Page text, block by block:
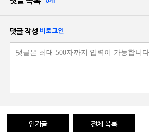
댓글 작성 비로그인
인기글 전체 목록